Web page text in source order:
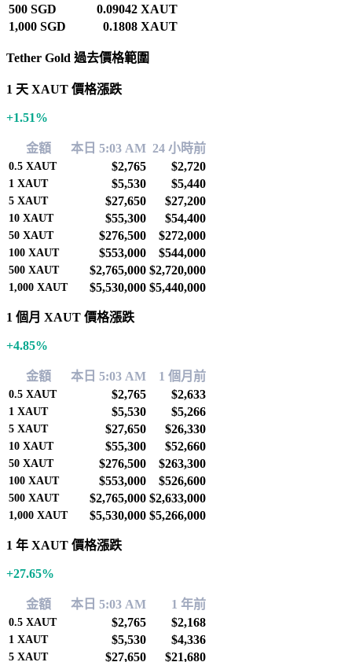
500 SGD
0.09042 XAUT
1,000 SGD
0.1808 XAUT
Tether Gold 過去價格範圍
1 天 XAUT 價格漲跌
+1.51%
金額 本日 5:03 AM 24 小時前
0.5 XAUT $2,765 $2,720
1 XAUT $5,530 $5,440
5 XAUT $27,650 $27,200
10 XAUT $55,300 $54,400
50 XAUT $276,500 $272,000
100 XAUT $553,000 $544,000
500 XAUT $2,765,000 $2,720,000
1,000 XAUT $5,530,000 $5,440,000
1 個月 XAUT 價格漲跌
+4.85%
金額 本日 5:03 AM 1 個月前
0.5 XAUT $2,765 $2,633
1 XAUT $5,530 $5,266
5 XAUT $27,650 $26,330
10 XAUT $55,300 $52,660
50 XAUT $276,500 $263,300
100 XAUT $553,000 $526,600
500 XAUT $2,765,000 $2,633,000
1,000 XAUT $5,530,000 $5,266,000
1 年 XAUT 價格漲跌
+27.65%
金額 本日 5:03 AM 1 年前
0.5 XAUT $2,765 $2,168
1 XAUT $5,530 $4,336
5 XAUT $27,650 $21,680